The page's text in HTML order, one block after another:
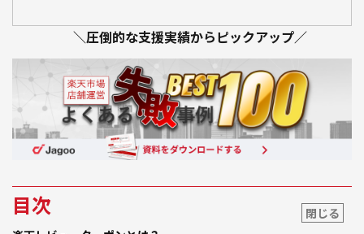
＼圧倒的な支援実績からピックアップ／
目次
閉じる